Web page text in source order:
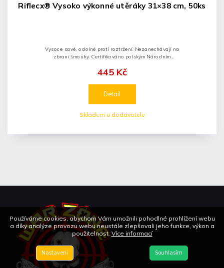
Používáme cookies, abychom Vám umožnili pohodlné prohlížení webu
a díky analýze provozu webu neustále zlepšovali jeho funkce, výkon a
použitelnost.Více informací
Nastavení Souhlasím
Riflecx® Vysoko výkonné utěráky 31×38 cm, 50ks
Skladem u dodavatele
445 Kč
Detail
Vysoce savé, odolné proti roztržení. Nezanechávají na
zbrani šmouhy. Certifikováno polským Národním